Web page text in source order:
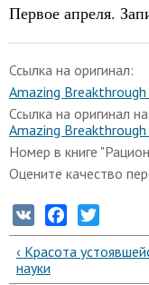
Первое апреля.
Ссылка на оригинал:
Amazing
Ссылка на оригинал
Amazing
Номер в книге
Оцените качество
VK Facebook
‹ Красота
науки